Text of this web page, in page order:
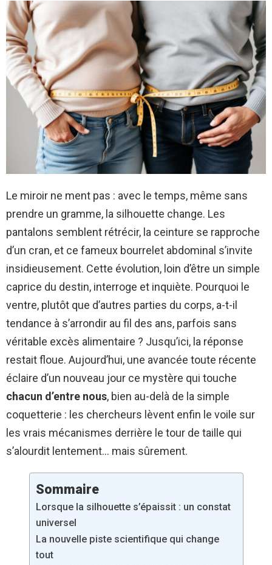
Le miroir ne ment pas : avec le temps, même sans
prendre un gramme, la silhouette change. Les
pantalons semblent rétrécir, la ceinture se rapproche
d’un cran, et ce fameux bourrelet abdominal s’invite
insidieusement. Cette évolution, loin d’être un simple
caprice du destin, interroge et inquiète. Pourquoi le
ventre, plutôt que d’autres parties du corps, a-t-il
tendance à s’arrondir au fil des ans, parfois sans
véritable excès alimentaire ? Jusqu’ici, la réponse
restait floue. Aujourd’hui, une avancée toute récente
éclaire d’un nouveau jour ce mystère qui touche
chacun d’entre nous, bien au-delà de la simple
coquetterie : les chercheurs lèvent enfin le voile sur
les vrais mécanismes derrière le tour de taille qui
s’alourdit lentement… mais sûrement.
Sommaire
Lorsque la silhouette s’épaissit : un constat
universel
La nouvelle piste scientifique qui change
tout